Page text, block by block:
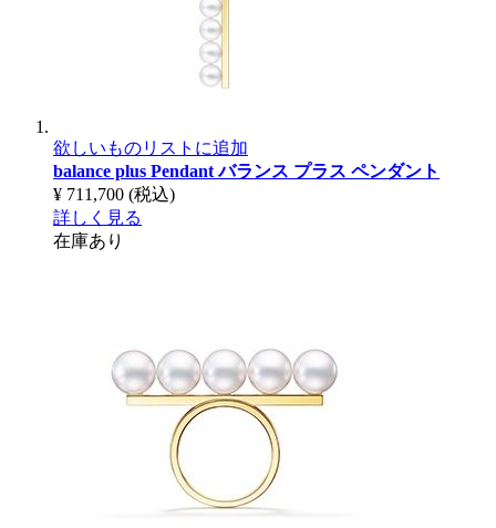
欲しいものリストに追加
balance plus Pendantバランス プラス ペンダント
¥ 711,700 (税込)
詳しく見る
在庫あり